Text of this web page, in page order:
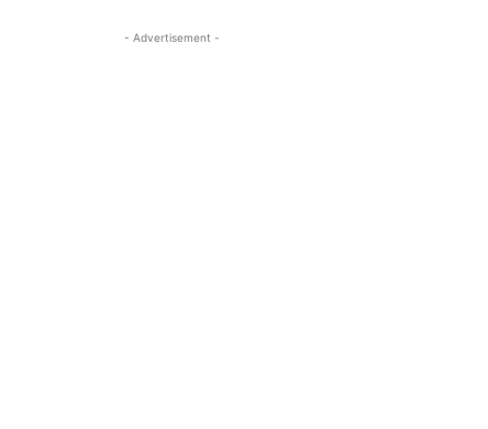
- Advertisement -